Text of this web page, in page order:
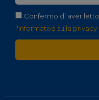
Confermo di aver
l'informativa sulla privacy